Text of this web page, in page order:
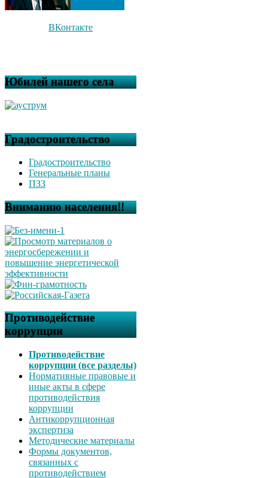
ВКонтакте
Юбилей нашего села
Градостроительство
Градостроительство
Генеральные планы
ПЗЗ
Вниманию населения!!
Противодействие
коррупции
Противодействие
коррупции (все разделы)
Нормативные правовые и
иные акты в сфере
противодействия
коррупции
Антикоррупционная
экспертиза
Методические материалы
Формы документов,
связанных с
противодействием